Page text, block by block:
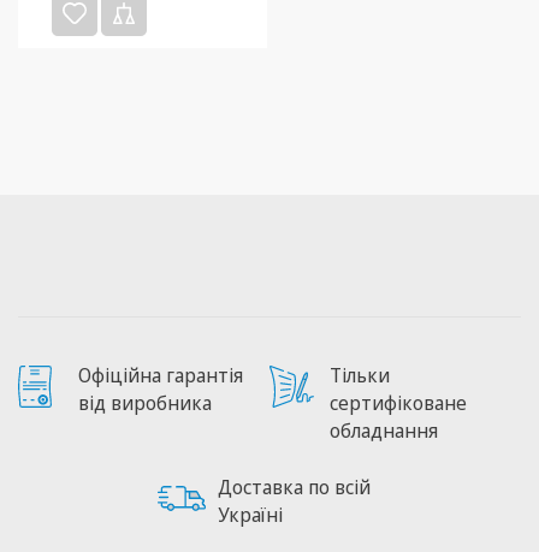
Офіційна гарантія
від виробника
Тільки
сертифіковане
обладнання
Доставка по всій
Україні